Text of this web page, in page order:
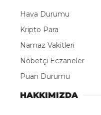
Hava Durumu
Kripto Para
Namaz Vakitleri
Nöbetçi Eczaneler
Puan Durumu
HAKKIMIZDA